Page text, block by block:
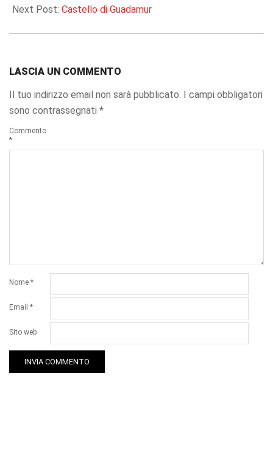
Next Post: Castello di Guadamur
LASCIA UN COMMENTO
Il tuo indirizzo email non sarà pubblicato. I campi obbligatori
sono contrassegnati *
Commento
*
Nome *
Email *
Sito web